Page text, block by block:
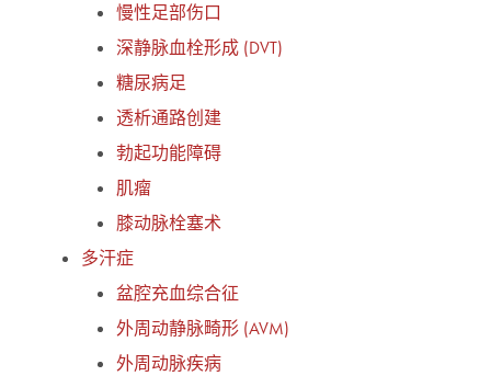
慢性足部伤口
深静脉血栓形成 (DVT)
糖尿病足
透析通路创建
勃起功能障碍
肌瘤
膝动脉栓塞术
多汗症
盆腔充血综合征
外周动静脉畸形 (AVM)
外周动脉疾病